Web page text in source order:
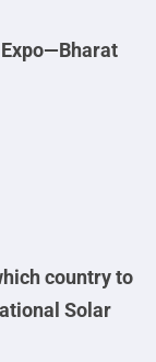
country to
Solar